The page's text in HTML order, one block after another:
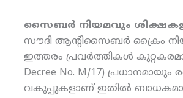
സൈബര്‍ നിയമവും
സൗദി ആന്റിസൈബര്‍ ക്രൈം
ഇത്തരം പ്രവര്‍ത്തികള്‍
Decree No. M/17) പ്രധാനമായും
വകുപ്പുകളാണ് ഇതില്‍